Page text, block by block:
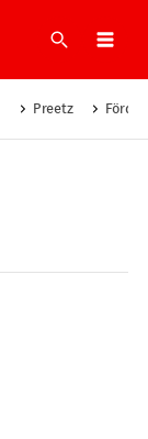
Suche
Preetz Förde